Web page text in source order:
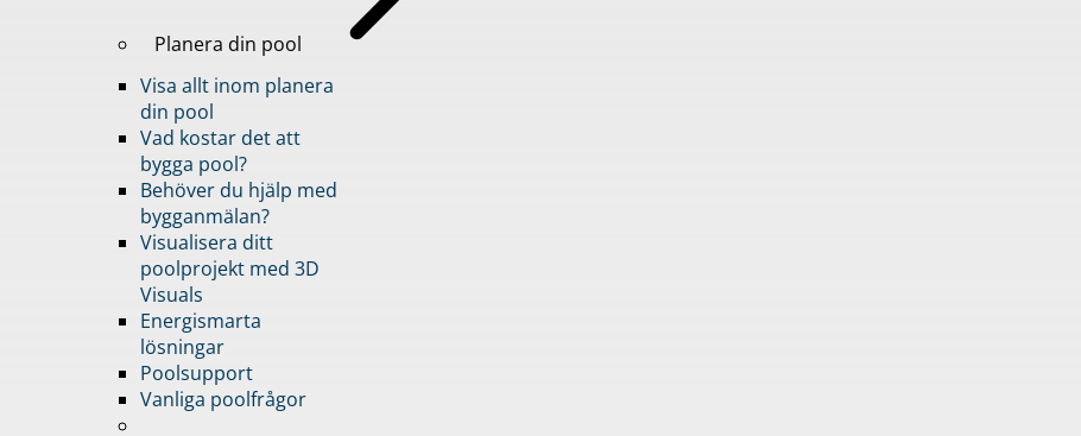
Planera din pool
Visa allt inom planera
din pool
Vad kostar det att
bygga pool?
Behöver du hjälp med
bygganmälan?
Visualisera ditt
poolprojekt med 3D
Visuals
Energismarta
lösningar
Poolsupport
Vanliga poolfrågor